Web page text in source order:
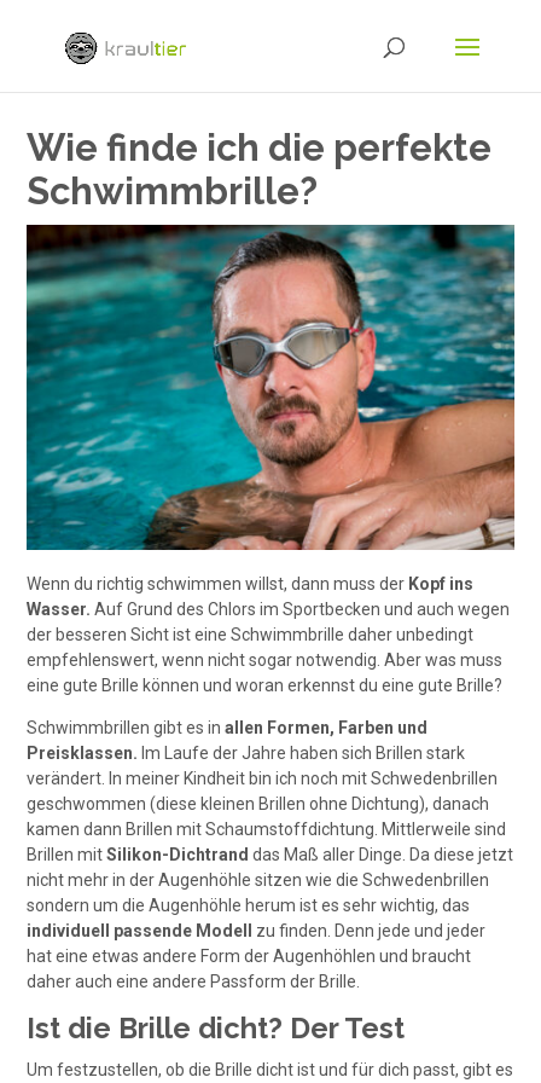
Wie finde ich die perfekte
Schwimmbrille?
Wenn du richtig schwimmen willst, dann muss der Kopf ins
Wasser. Auf Grund des Chlors im Sportbecken und auch wegen
der besseren Sicht ist eine Schwimmbrille daher unbedingt
empfehlenswert, wenn nicht sogar notwendig. Aber was muss
eine gute Brille können und woran erkennst du eine gute Brille?
Schwimmbrillen gibt es inallen Formen, Farben und
Preisklassen. Im Laufe der Jahre haben sich Brillen stark
verändert. In meiner Kindheit bin ich noch mit Schwedenbrillen
geschwommen (diese kleinen Brillen ohne Dichtung), danach
kamen dann Brillen mit Schaumstoffdichtung. Mittlerweile sind
Brillen mitSilikon-Dichtrand das Maß aller Dinge. Da diese jetzt
nicht mehr in der Augenhöhle sitzen wie die Schwedenbrillen
sondern um die Augenhöhle herum ist es sehr wichtig, das
individuell passende Modell
zu finden. Denn jede und jeder
hat eine etwas andere Form der Augenhöhlen und braucht
daher auch eine andere Passform der Brille.
Ist die Brille dicht? Der Test
Um festzustellen, ob die Brille dicht ist und für dich passt, gibt es